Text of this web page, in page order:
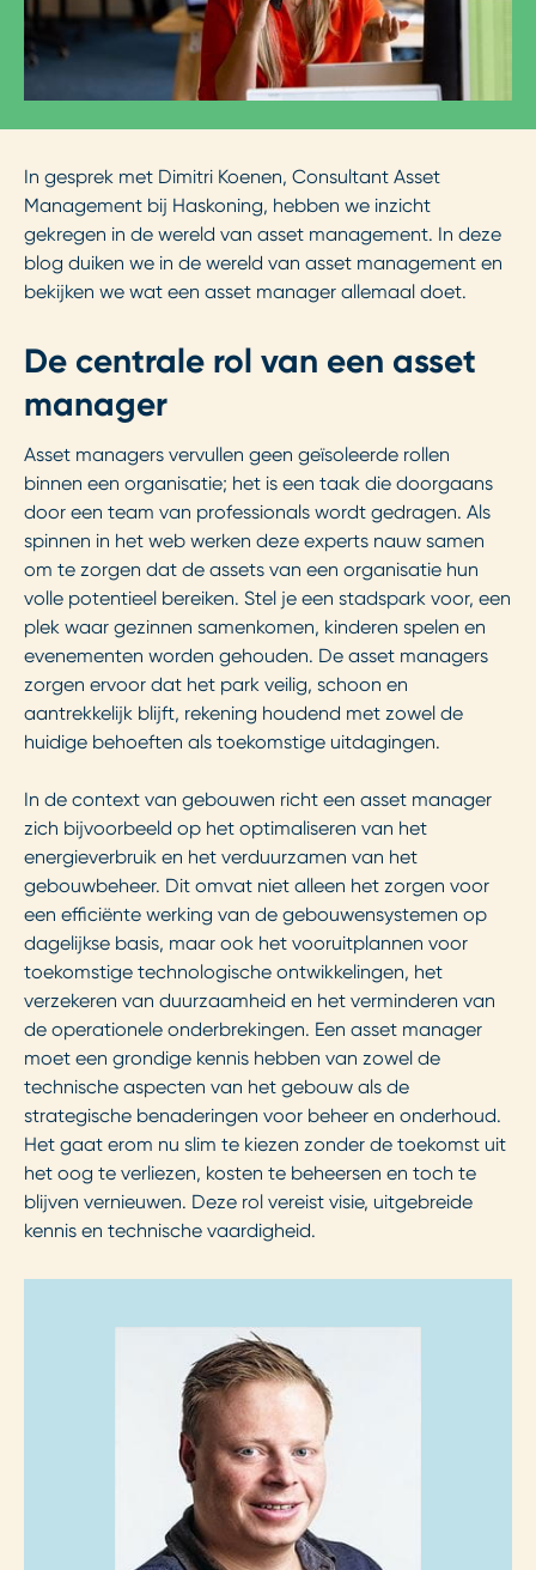
In gesprek met Dimitri Koenen, Consultant Asset
Management bij Haskoning, hebben we inzicht
gekregen in de wereld van asset management. In deze
blog duiken we in de wereld van asset management en
bekijken we wat een asset manager allemaal doet.
De centrale rol van een asset
manager
Asset managers vervullen geen geïsoleerde rollen
binnen een organisatie; het is een taak die doorgaans
door een team van professionals wordt gedragen. Als
spinnen in het web werken deze experts nauw samen
om te zorgen dat de assets van een organisatie hun
volle potentieel bereiken. Stel je een stadspark voor, een
plek waar gezinnen samenkomen, kinderen spelen en
evenementen worden gehouden. De asset managers
zorgen ervoor dat het park veilig, schoon en
aantrekkelijk blijft, rekening houdend met zowel de
huidige behoeften als toekomstige uitdagingen.
In de context van gebouwen richt een asset manager
zich bijvoorbeeld op het optimaliseren van het
energieverbruik en het verduurzamen van het
gebouwbeheer. Dit omvat niet alleen het zorgen voor
een efficiënte werking van de gebouwensystemen op
dagelijkse basis, maar ook het vooruitplannen voor
toekomstige technologische ontwikkelingen, het
verzekeren van duurzaamheid en het verminderen van
de operationele onderbrekingen. Een asset manager
moet een grondige kennis hebben van zowel de
technische aspecten van het gebouw als de
strategische benaderingen voor beheer en onderhoud.
Het gaat erom nu slim te kiezen zonder de toekomst uit
het oog te verliezen, kosten te beheersen en toch te
blijven vernieuwen. Deze rol vereist visie, uitgebreide
kennis en technische vaardigheid.